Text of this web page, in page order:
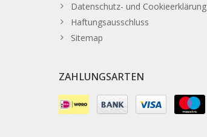
Datenschutz- und Cookieerklärung
Haftungsausschluss
Sitemap
ZAHLUNGSARTEN